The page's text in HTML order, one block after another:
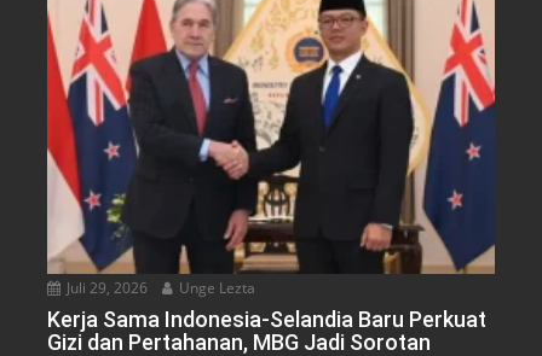
Juli 29, 2026 Unge Lezta
Kerja Sama Indonesia-Selandia Baru Perkuat
Gizi dan Pertahanan, MBG Jadi Sorotan